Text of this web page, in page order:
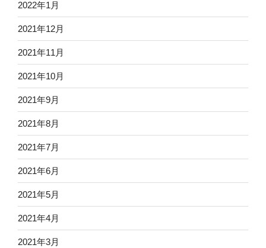
2022年1月
2021年12月
2021年11月
2021年10月
2021年9月
2021年8月
2021年7月
2021年6月
2021年5月
2021年4月
2021年3月